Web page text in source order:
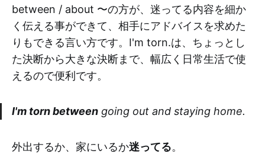
between / about 〜の方が、迷ってる内容を細か
く伝える事ができて、相手にアドバイスを求めた
りもできる言い方です。I'm torn.は、ちょっとし
た決断から大きな決断まで、幅広く日常生活で使
えるので便利です。
I'm torn between going out and staying home.
外出するか、家にいるか迷ってる。